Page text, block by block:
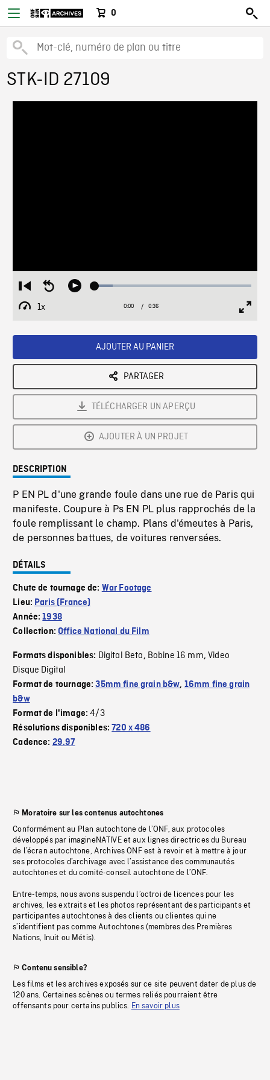
0
STK-ID 27109
Restart
from
beginning
Seek
Play Loaded:
1x
Playback
Current
0:00 / Duration
0:36
AJOUTER AU PANIER
PARTAGER
TÉLÉCHARGER UN APERÇU
AJOUTER À UN PROJET
DESCRIPTION
P EN PL d'une grande foule dans une rue de Paris qui
manifeste. Coupure à Ps EN PL plus rapprochés de la
foule remplissant le champ. Plans d'émeutes à Paris,
de personnes battues, de voitures renversées.
DÉTAILS
Chute de tournage de: War Footage
Lieu: Paris (France)
Année:1938
Collection:Office National du Film
Formats disponibles: Digital Beta, Bobine 16 mm,Video
Disque Digital
Format de tournage:35mm fine grain b&w, 16mm fine grain
b&w
Format de l'image:4/3
Résolutions disponibles:720 x 486
Cadence: 29.97
Moratoire sur les contenus autochtones
Conformément au Plan autochtone de l’ONF, aux protocoles
développés par imagineNATIVE et aux lignes directrices du Bureau
de l’écran autochtone, Archives ONF est à revoir et à mettre à jour
ses protocoles d’archivage avec l’assistance des communautés
autochtones et du comité-conseil autochtone de l’ONF.
Entre-temps, nous avons suspendu l’octroi de licences pour les
archives, les extraits et les photos représentant des participants et
participantes autochtones à des clients ou clientes qui ne
s’identifient pas comme Autochtones (membres des Premières
Nations, Inuit ou Métis).
Contenu sensible?
Les films et les archives exposés sur ce site peuvent dater de plus de
120 ans. Certaines scènes ou termes reliés pourraient être
offensants pour certains publics. En savoir plus